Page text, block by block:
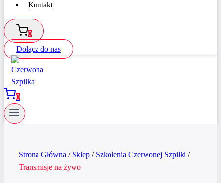
Kontakt
0
Dołącz do nas
0
Strona Główna / Sklep / Szkolenia Czerwonej Szpilki /
Transmisje na żywo